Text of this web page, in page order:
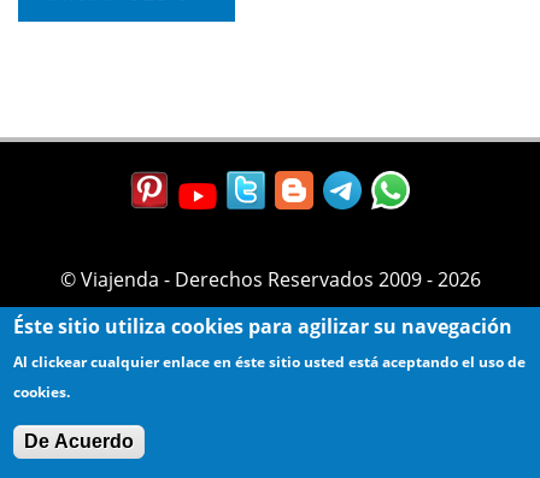
© Viajenda - Derechos Reservados 2009 - 2026
Éste sitio utiliza cookies para agilizar su navegación
Al clickear cualquier enlace en éste sitio usted está aceptando el uso de
cookies.
De Acuerdo